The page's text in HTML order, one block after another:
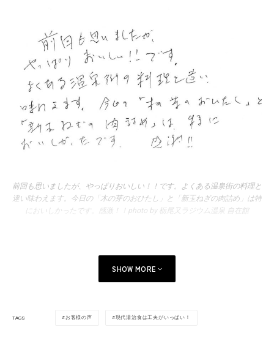
前回も思いましたが、やっぱりおいしい！！です。よくある温泉街の料理と
違い味わえます。今日の「木の芽のおひたし」と「新玉ねぎの肉詰め」は特
においしかったです。感激！！photo by 栃尾又ラジウム温泉 自在館
SHOW MORE
TAGS お客様の声 現代湯治食は工夫がいっぱい！